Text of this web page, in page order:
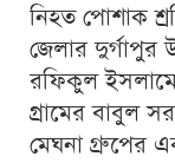
নিহত পোশাক
জেলার
রফিকুল
গ্রামের বাবুল
মেঘনা গ্রুপের